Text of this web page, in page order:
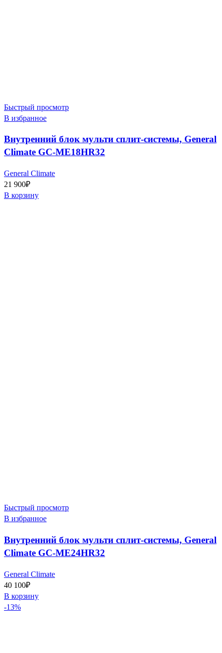
Быстрый просмотр
В избранное
Внутренний блок мульти сплит-системы, General
Climate GC-ME18HR32
General Climate
21 900₽
В корзину
Быстрый просмотр
В избранное
Внутренний блок мульти сплит-системы, General
Climate GC-ME24HR32
General Climate
40 100₽
В корзину
-13%